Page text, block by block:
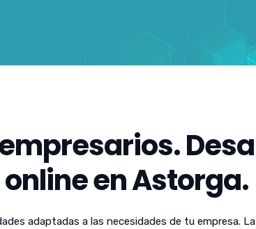
en Astorga.
adaptadas a las necesidades de tu empresa.